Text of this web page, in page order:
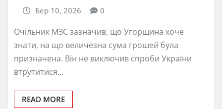
Бер 10, 2026 0
Очільник МЗС зазначив, що Угорщина хоче
знати, на що величезна сума грошей була
призначена. Він не виключив спроби України
втрутитися…
READ MORE